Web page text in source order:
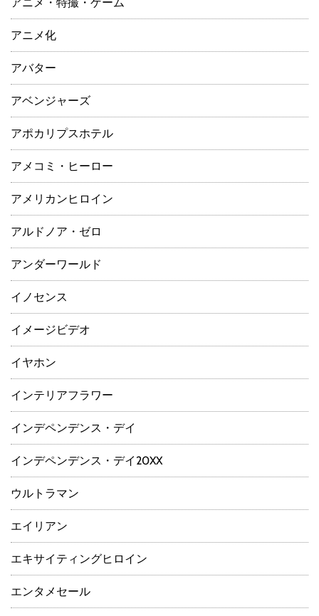
アニメ化
アバター
アベンジャーズ
アポカリプスホテル
アメコミ・ヒーロー
アメリカンヒロイン
アルドノア・ゼロ
アンダーワールド
イノセンス
イメージビデオ
イヤホン
インテリアフラワー
インデペンデンス・デイ
インデペンデンス・デイ20XX
ウルトラマン
エイリアン
エキサイティングヒロイン
エンタメセール